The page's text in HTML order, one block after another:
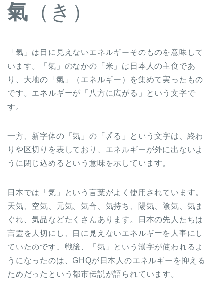
氣 （き）
「氣」は目に見えないエネルギーそのものを意味して
います。「氣」のなかの「米」は日本人の主食であ
り、大地の「氣」（エネルギー）を集めて実ったもの
です。エネルギーが「八方に広がる」という文字で
す。
一方、新字体の「気」の「〆る」という文字は、終わ
りや区切りを表しており、エネルギーが外に出ないよ
うに閉じ込めるという意味を示しています。
日本では「気」という言葉がよく使用されています。
天気、空気、元気、気合、気持ち、陽気、陰気、気ま
ぐれ、気品などたくさんあります。日本の先人たちは
言霊を大切にし、目に見えないエネルギーを大事にし
ていたのです。戦後、「気」という漢字が使われるよ
うになったのは、GHQが日本人のエネルギーを抑える
ためだったという都市伝説が語られています。